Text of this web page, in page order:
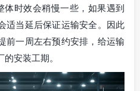
时效会稍慢一些，如果遇到
适当延后保证运输安全。因此
前一周左右预约安排，给运输
安装工期。